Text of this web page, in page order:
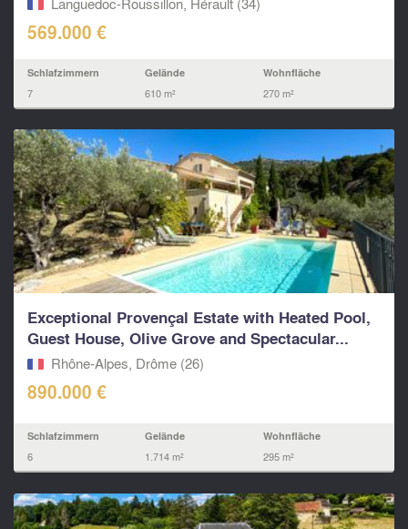
569.000 €
Schlafzimmern
7
Gelände
610 m²
Wohnfläche
270 m²
Exceptional Provençal Estate with Heated Pool,
Guest House, Olive Grove and Spectacular...
Rhône-Alpes, Drôme (26)
890.000 €
Schlafzimmern
6
Gelände
1.714 m²
Wohnfläche
295 m²